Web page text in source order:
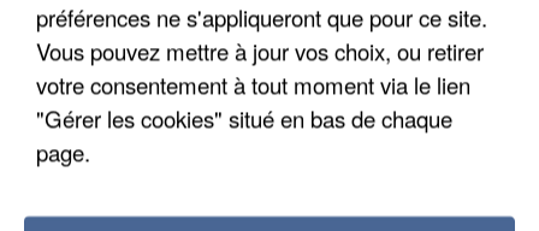
près de chez eux.
préférences ne s'appliqueront que pour ce site.
Vous pouvez mettre à jour vos choix, ou retirer
votre consentement à tout moment via le lien
"Gérer les cookies" situé en bas de chaque
page.